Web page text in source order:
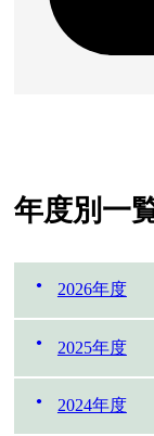
年度別一
2026年度
2025年度
2024年度